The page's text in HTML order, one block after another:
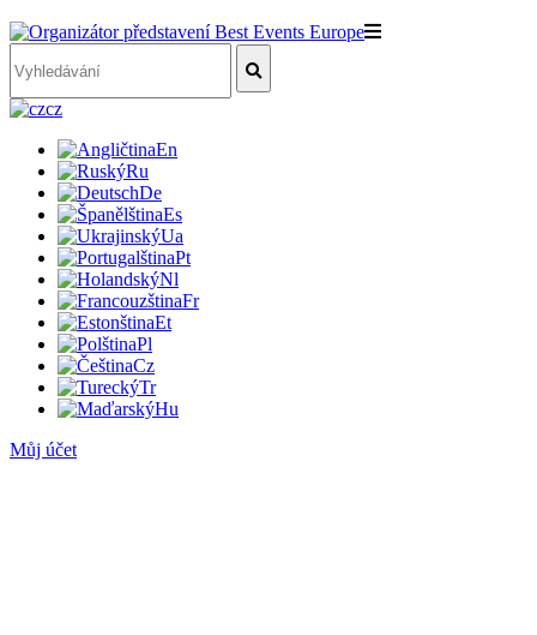
cz
En
Ru
De
Es
Ua
Pt
Nl
Fr
Et
Pl
Cz
Tr
Hu
Můj účet